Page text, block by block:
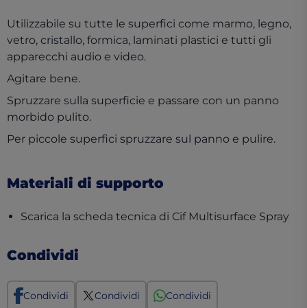
Utilizzabile su tutte le superfici come marmo, legno,
vetro, cristallo, formica, laminati plastici e tutti gli
apparecchi audio e video.
Agitare bene.
Spruzzare sulla superficie e passare con un panno
morbido pulito.
Per piccole superfici spruzzare sul panno e pulire.
Materiali di supporto
Scarica la scheda tecnica di Cif Multisurface Spray
Condividi
Condividi Condividi Condividi